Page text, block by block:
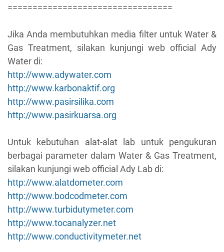
=================================
Jika Anda membutuhkan media filter untuk Water &
Gas Treatment, silakan kunjungi web official Ady
Water di:
http://www.adywater.com
http://www.karbonaktif.org
http://www.pasirsilika.com
http://www.pasirkuarsa.org
Untuk kebutuhan alat-alat lab untuk pengukuran
berbagai parameter dalam Water & Gas Treatment,
silakan kunjungi web official Ady Lab di:
http://www.alatdometer.com
http://www.bodcodmeter.com
http://www.turbidutymeter.com
http://www.tocanalyzer.net
http://www.conductivitymeter.net